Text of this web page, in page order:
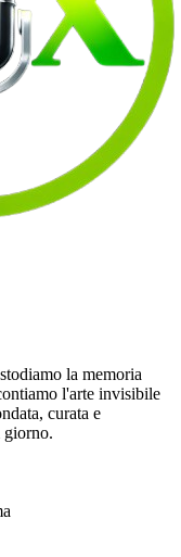
la memoria
l'arte invisibile
curata e
giorno.